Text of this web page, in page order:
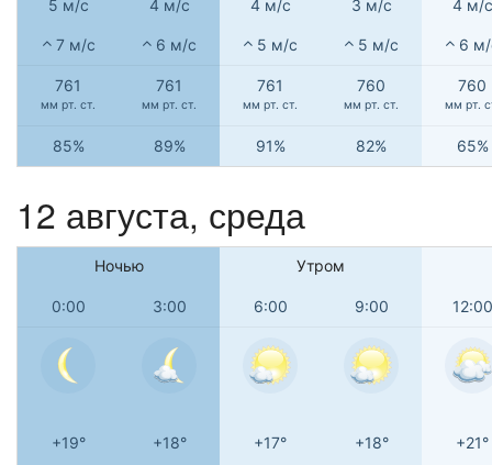
5 м/с 4 м/с 4 м/с 3 м/с 4 м/с
7 м/с 6 м/с 5 м/с 5 м/с 6
761
мм рт. ст.
761
мм рт. ст.
761
мм рт. ст.
760
мм рт. ст.
760
мм рт.
85% 89% 91% 82% 65%
12 августа, среда
Ночью Утром
0:00 3:00 6:00 9:00 12:00
+19° +18° +17° +18° +21°